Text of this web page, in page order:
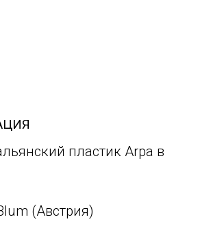
пластик Arpa в
(Австрия)